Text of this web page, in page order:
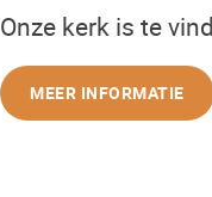
Onze kerk is te
MEER INFORMATIE